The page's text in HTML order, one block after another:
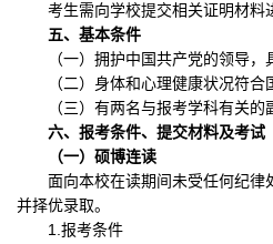
考生需向学校提交相关证明材料
五、基本条件
（一）拥护中国共产党的领导
（二）身体和心理健康状况符合
（三）有两名与报考学科有关
六、报考条件、提交材料及考试
（一）硕博连读
面向本校在读期间未受任何纪律
并择优录取。
1.报考条件